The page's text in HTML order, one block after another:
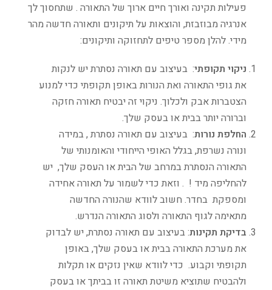
פעילות תקינה ואורך חיים ארוך של התאורה . שתחסוך לך
אנרגיה מבוזבזת, והוצאות על תיקונים ותאורה חדשה מהר
מידי. להלן מספר טיפים לתחזוקה ותיקונים:
ניקוי תקופתי: בעיצוב עם תאורה נסתרת יש לנקות
את גופי התאורה ואת הנורות באופן תקופתי כדי למנוע
הצטברות אבק ולכלוך. ניקוי זה יבטיח תאורה חזקה
וברורה יותר בבית או בעסק שלך.
החלפת נורות: בעיצוב עם תאורה נסתרת , במידה
ונורה נשרפת, בגלל האופי הייחודי והאומנותי של
התאורה הנסתרת במרחב של הבית או העסק שלך, יש
להחליפה מיד ! . וזאת כדי לשמור על תאורה אחידה
ומספקת בחדר. חשוב לוודא שהנורה החדשה
מתאימה לגוף התאורה ולסוג התאורה הנדרש.
בדיקת תקינות: בעיצוב עם תאורה נסתרת, יש לבדוק
את מערכת התאורה בבית או בעסק שלך, באופן
תקופתי וקבוע. כדי לוודא שאין נזקים או תקלות
ולהבטיח שתוציא משיטת תאורה זו בביתך או בעסק